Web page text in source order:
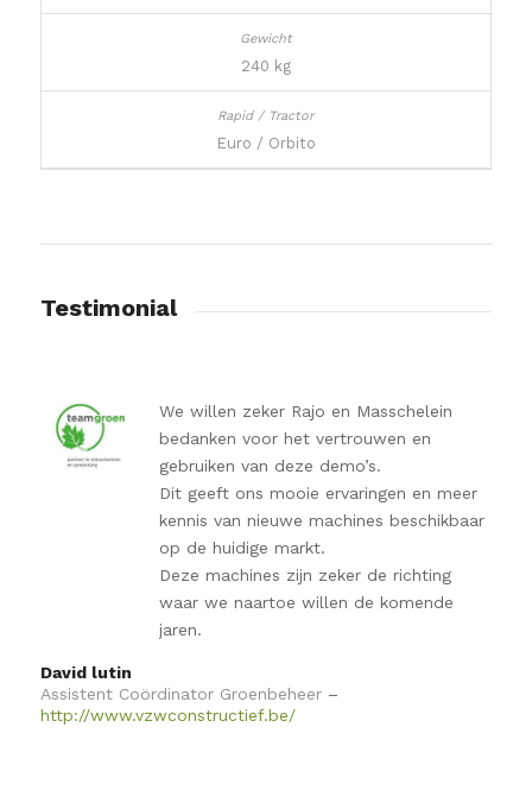
240 kg
Euro / Orbito
Testimonial
We willen zeker Rajo en Masschelein
bedanken voor het vertrouwen en
gebruiken van deze demo’s.
Dit geeft ons mooie ervaringen en meer
kennis van nieuwe machines beschikbaar
op de huidige markt.
Deze machines zijn zeker de richting
waar we naartoe willen de komende
jaren.
David lutin
Assistent Coördinator Groenbeheer –
http://www.vzwconstructief.be/